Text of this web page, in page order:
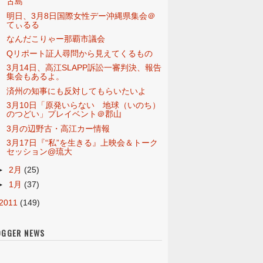
明日、3月8日国際女性デー沖縄県集会＠
てぃるる
なんだこりゃー那覇市議会
Qリポート証人尋問から見えてくるもの
3月14日、高江SLAPP訴訟一審判決、報告
集会もあるよ。
済州の知事にも反対してもらいたいよ
3月10日「原発いらない 地球（いのち）
のつどい」プレイベント＠郡山
3月の辺野古・高江カー情報
3月17日『“私”を生きる』上映会＆トーク
セッション@琉大
2月 (25)
1月 (37)
(149)
NEWS